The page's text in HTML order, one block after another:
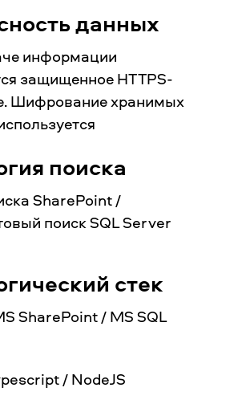
данных
информации
защищенное HTTPS-
Шифрование хранимых
поиска
SharePoint /
поиск SQL Server
стек
SharePoint / MS SQL
/ NodeJS